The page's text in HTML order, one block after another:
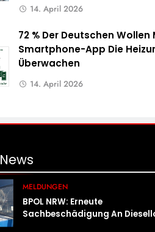
14. April 2026
72 % Der Deutschen Wollen
Smartphone-App Die
Überwachen
14. April 2026
News
MELDUNGEN
BPOL NRW: Erneute
Sachbeschädigung An